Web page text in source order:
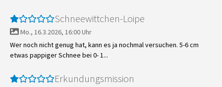
Schneewittchen-Loipe
Mo., 16.3.2026, 16:00 Uhr
Wer noch nicht genug hat, kann es ja nochmal versuchen. 5-6 cm
etwas pappiger Schnee bei 0- 1...
Erkundungsmission